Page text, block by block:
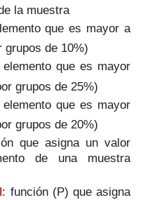
la muestra
que es mayor a
grupos de 10%)
que es mayor
grupos de 25%)
que es mayor
grupos de 20%)
que asigna un valor
de una muestra
: función (P) que asigna